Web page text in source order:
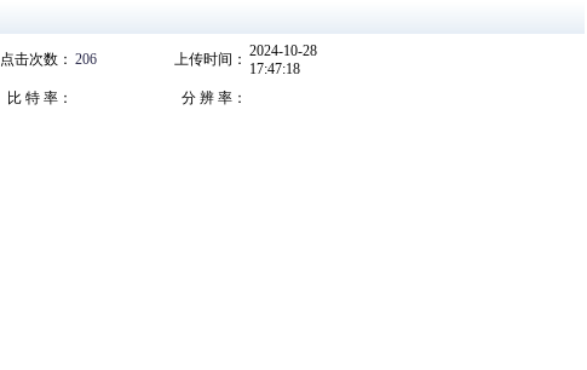
点击次数： 206 上传时间： 2024-10-28
17:47:18
比 特 率： 分 辨 率：